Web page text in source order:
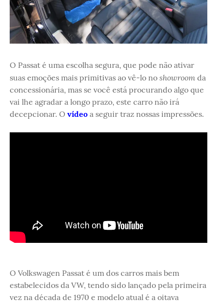
O Passat é uma escolha segura, que pode não ativar
suas emoções mais primitivas ao vê-lo no showroom da
concessionária, mas se você está procurando algo que
vai lhe agradar a longo prazo, este carro não irá
decepcionar. O vídeo a seguir traz nossas impressões.
O Volkswagen Passat é um dos carros mais bem
estabelecidos da VW, tendo sido lançado pela primeira
vez na década de 1970 e modelo atual é a oitava